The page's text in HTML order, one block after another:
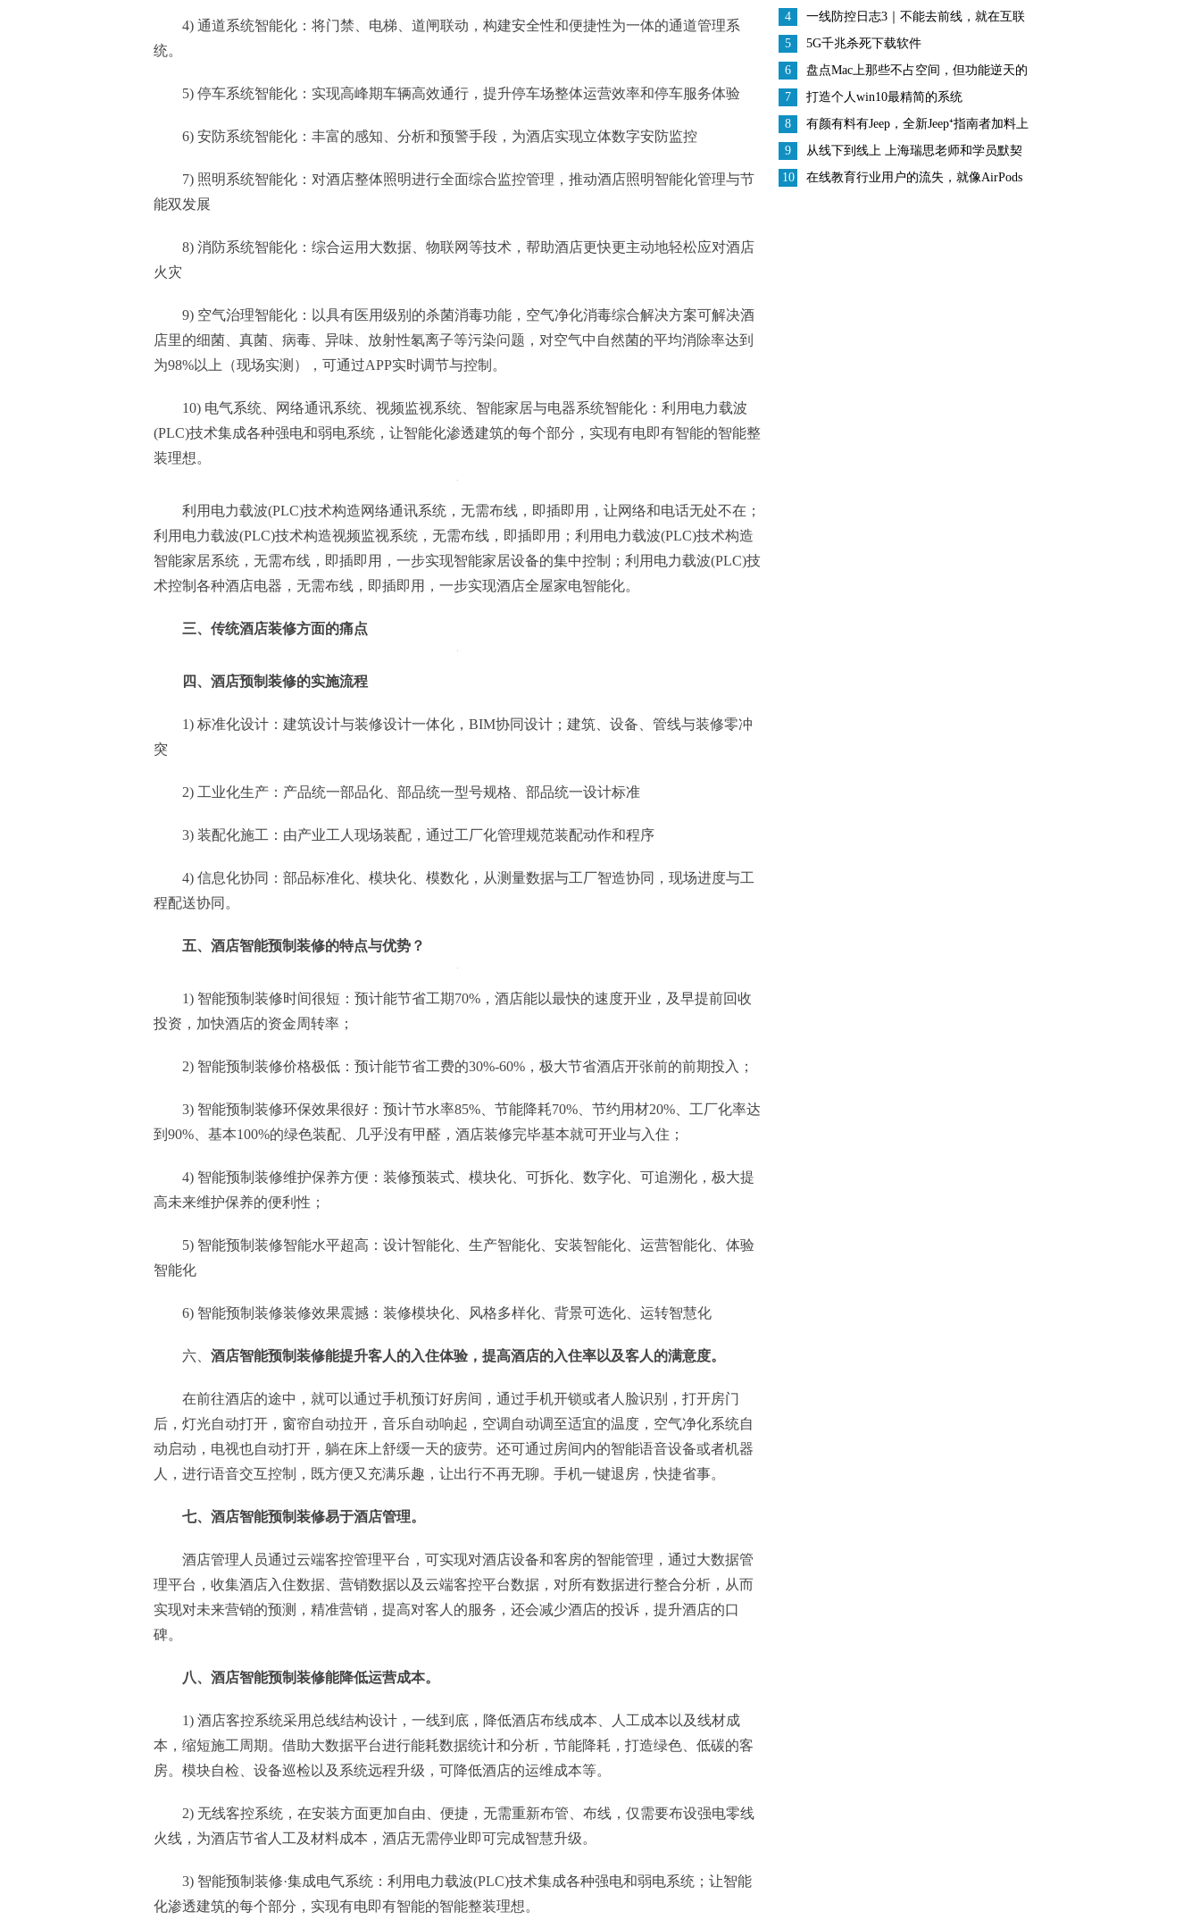
4) 通道系统智能化：将门禁、电梯、道闸联动，构建安全性和便捷性为一体的通道管理系
统。
5) 停车系统智能化：实现高峰期车辆高效通行，提升停车场整体运营效率和停车服务体验
6) 安防系统智能化：丰富的感知、分析和预警手段，为酒店实现立体数字安防监控
7) 照明系统智能化：对酒店整体照明进行全面综合监控管理，推动酒店照明智能化管理与节
能双发展
8) 消防系统智能化：综合运用大数据、物联网等技术，帮助酒店更快更主动地轻松应对酒店
火灾
9) 空气治理智能化：以具有医用级别的杀菌消毒功能，空气净化消毒综合解决方案可解决酒
店里的细菌、真菌、病毒、异味、放射性氡离子等污染问题，对空气中自然菌的平均消除率达到
为98%以上（现场实测），可通过APP实时调节与控制。
10) 电气系统、网络通讯系统、视频监视系统、智能家居与电器系统智能化：利用电力载波
(PLC)技术集成各种强电和弱电系统，让智能化渗透建筑的每个部分，实现有电即有智能的智能整
装理想。
利用电力载波(PLC)技术构造网络通讯系统，无需布线，即插即用，让网络和电话无处不在；
利用电力载波(PLC)技术构造视频监视系统，无需布线，即插即用；利用电力载波(PLC)技术构造
智能家居系统，无需布线，即插即用，一步实现智能家居设备的集中控制；利用电力载波(PLC)技
术控制各种酒店电器，无需布线，即插即用，一步实现酒店全屋家电智能化。
三、传统酒店装修方面的痛点
四、酒店预制装修的实施流程
1) 标准化设计：建筑设计与装修设计一体化，BIM协同设计；建筑、设备、管线与装修零冲
突
2) 工业化生产：产品统一部品化、部品统一型号规格、部品统一设计标准
3) 装配化施工：由产业工人现场装配，通过工厂化管理规范装配动作和程序
4) 信息化协同：部品标准化、模块化、模数化，从测量数据与工厂智造协同，现场进度与工
程配送协同。
五、酒店智能预制装修的特点与优势？
1) 智能预制装修时间很短：预计能节省工期70%，酒店能以最快的速度开业，及早提前回收
投资，加快酒店的资金周转率；
2) 智能预制装修价格极低：预计能节省工费的30%-60%，极大节省酒店开张前的前期投入；
3) 智能预制装修环保效果很好：预计节水率85%、节能降耗70%、节约用材20%、工厂化率达
到90%、基本100%的绿色装配、几乎没有甲醛，酒店装修完毕基本就可开业与入住；
4) 智能预制装修维护保养方便：装修预装式、模块化、可拆化、数字化、可追溯化，极大提
高未来维护保养的便利性；
5) 智能预制装修智能水平超高：设计智能化、生产智能化、安装智能化、运营智能化、体验
智能化
6) 智能预制装修装修效果震撼：装修模块化、风格多样化、背景可选化、运转智慧化
六、 酒店智能预制装修能提升客人的入住体验，提高酒店的入住率以及客人的满意度。
在前往酒店的途中，就可以通过手机预订好房间，通过手机开锁或者人脸识别，打开房门
后，灯光自动打开，窗帘自动拉开，音乐自动响起，空调自动调至适宜的温度，空气净化系统自
动启动，电视也自动打开，躺在床上舒缓一天的疲劳。还可通过房间内的智能语音设备或者机器
人，进行语音交互控制，既方便又充满乐趣，让出行不再无聊。手机一键退房，快捷省事。
七、酒店智能预制装修易于酒店管理。
酒店管理人员通过云端客控管理平台，可实现对酒店设备和客房的智能管理，通过大数据管
理平台，收集酒店入住数据、营销数据以及云端客控平台数据，对所有数据进行整合分析，从而
实现对未来营销的预测，精准营销，提高对客人的服务，还会减少酒店的投诉，提升酒店的口
碑。
八、酒店智能预制装修能降低运营成本。
1) 酒店客控系统采用总线结构设计，一线到底，降低酒店布线成本、人工成本以及线材成
本，缩短施工周期。借助大数据平台进行能耗数据统计和分析，节能降耗，打造绿色、低碳的客
房。模块自检、设备巡检以及系统远程升级，可降低酒店的运维成本等。
2) 无线客控系统，在安装方面更加自由、便捷，无需重新布管、布线，仅需要布设强电零线
火线，为酒店节省人工及材料成本，酒店无需停业即可完成智慧升级。
3) 智能预制装修·集成电气系统：利用电力载波(PLC)技术集成各种强电和弱电系统；让智能
化渗透建筑的每个部分，实现有电即有智能的智能整装理想。
术的发展趋势
4
一线防控日志3｜不能去前线，就在互联
网上助一臂之力
5
5G千兆杀死下载软件
6
盘点Mac上那些不占空间，但功能逆天的
小众软件APP
7
打造个人win10最精简的系统
8
有颜有料有Jeep，全新Jeep⁺指南者加料上
市
9
从线下到线上 上海瑞思老师和学员默契
如初
10
在线教育行业用户的流失，就像AirPods